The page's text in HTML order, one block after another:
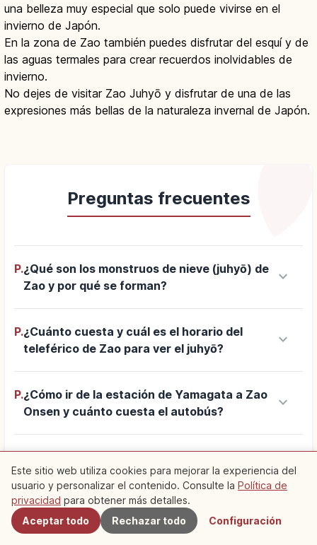
una belleza muy especial que solo puede vivirse en el
invierno de Japón.
En la zona de Zao también puedes disfrutar del esquí y de
las aguas termales para crear recuerdos inolvidables de
invierno.
No dejes de visitar Zao Juhyō y disfrutar de una de las
expresiones más bellas de la naturaleza invernal de Japón.
Preguntas frecuentes
P.¿Qué son los monstruos de nieve (juhyō) de
Zao y por qué se forman?
keyboard_arrow_down
P.¿Cuánto cuesta y cuál es el horario del
teleférico de Zao para ver el juhyō?
keyboard_arrow_down
P.¿Cómo ir de la estación de Yamagata a Zao
Onsen y cuánto cuesta el autobús?
keyboard_arrow_down
de Zao? Quiero saber la temporada ideal
keyboard_arrow_down
P.¿Cuánto tiempo se necesita para ver el
juhyō en Zao?
keyboard_arrow_down
Cercanos
Este sitio web utiliza cookies para mejorar la experiencia del
usuario y personalizar el contenido. Consulte la Política de
privacidad para obtener más detalles.
Aceptar todo
Rechazar todo Configuración